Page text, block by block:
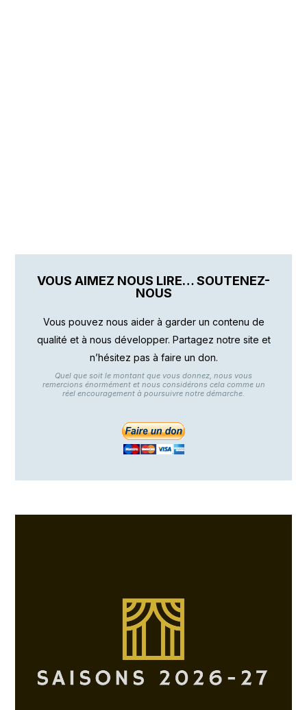
VOUS AIMEZ NOUS LIRE… SOUTENEZ-
NOUS
Vous pouvez nous aider à garder un contenu de
qualité et à nous développer. Partagez notre site et
n’hésitez pas à faire un don.
Quel que soit le montant que vous donnez, nous vous
remercions énormément et nous considérons cela comme un
réel encouragement à poursuivre notre démarche.